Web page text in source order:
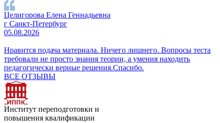
Целигорова Елена Геннадьевна
г Санкт-Петербург
05.08.2026
Нравится подача материала. Ничего лишнего. Вопросы теста
требовали не просто знания теории, а умения находить
педагогически верные решения.Спасибо.
ВСЕ ОТЗЫВЫ
Институт переподготовки и
повышения квалификации